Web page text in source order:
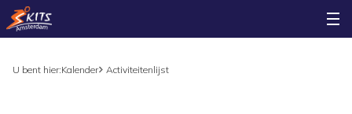
U bent hier:Kalender Activiteitenlijst